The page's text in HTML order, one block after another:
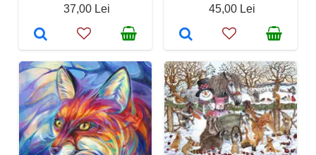
37,00 Lei
45,00 Lei